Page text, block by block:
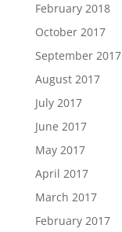
February 2018
October 2017
September 2017
August 2017
July 2017
June 2017
May 2017
April 2017
March 2017
February 2017